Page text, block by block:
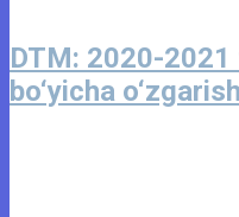
DTM: 2020-
bo‘yicha